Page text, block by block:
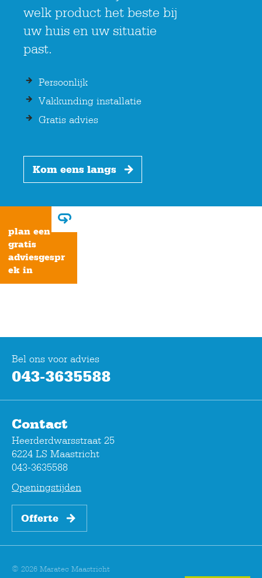
welk product het beste bij
uw huis en uw situatie
past.
Persoonlijk
Vakkunding installatie
Gratis advies
Kom eens langs
plan een
gratis
adviesgespr
ek in
Bel ons voor advies
043-3635588
Contact
Heerderdwarsstraat 25
6224 LS Maastricht
043-3635588
Openingstijden
Offerte
© 2026 Maratec Maastricht